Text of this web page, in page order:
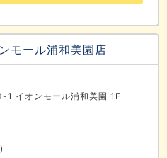
モール浦和美園店
1 イオンモール浦和美園 1F